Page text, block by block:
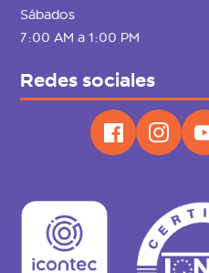
Sábados
7:00 AM a 1:00 PM
Redes sociales